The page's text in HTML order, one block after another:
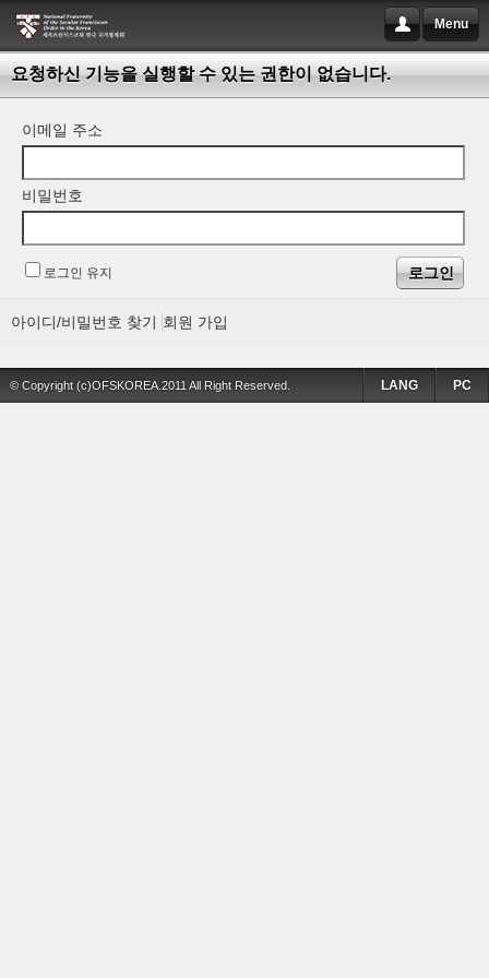
Menu
요청하신 기능을 실행할 수 있는 권한이 없습니다.
이메일 주소
비밀번호
로그인 유지
아이디/비밀번호 찾기 회원 가입
© Copyright (c)OFSKOREA.2011 All Right Reserved. PC
LANG